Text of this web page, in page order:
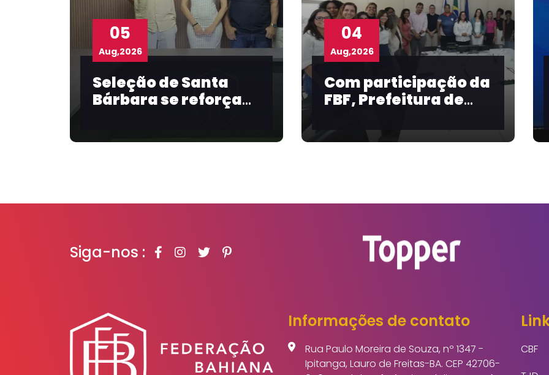
2026
04
Aug,2026
Com participação da
FBF, Prefeitura de
bate-papo sobre
03
Aug,2026
Taíse Galvão
representa FBF em
Mobilização
Siga-nos :
Informações de contato
Rua Paulo Moreira de Souza, nº 1347 -
Ipitanga, Lauro de Freitas-BA. CEP 42706-
CBF